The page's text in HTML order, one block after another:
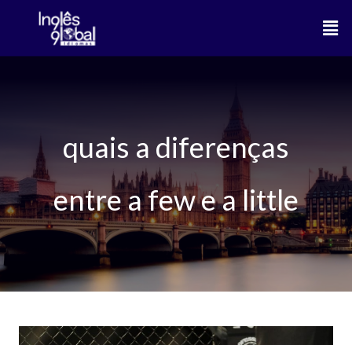
o
quais a diferenças
entre a few e a little
Diferenças